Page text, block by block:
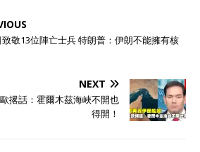
架
1
参
升
敬13位陣亡士兵 特朗普：伊朗不能擁有核
NEXT
撂話：霍爾木茲海峽不開也
得開！